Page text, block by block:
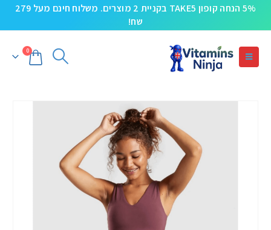
5% הנחה קופון TAKE5 בקניית 2 מוצרים. משלוח חינם מעל 279
שח!
0